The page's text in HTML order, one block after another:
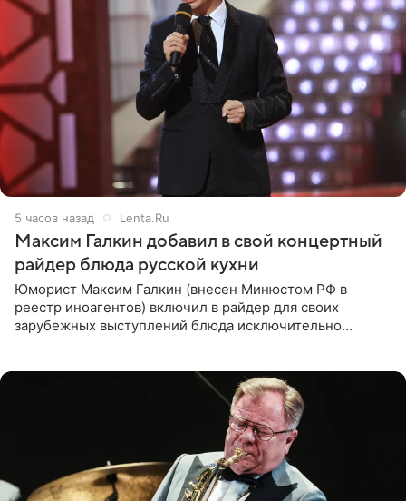
5 часов назад Lenta.Ru
Максим Галкин добавил в свой концертный
райдер блюда русской кухни
Юморист Максим Галкин (внесен Минюстом РФ в
реестр иноагентов) включил в райдер для своих
зарубежных выступлений блюда исключительно